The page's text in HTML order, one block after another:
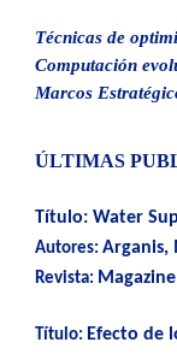
Técnicas de
Computación
Marcos
ÚLTIMAS
Título: Water
Autores: Arganis,
Revista:
Título: Efecto de